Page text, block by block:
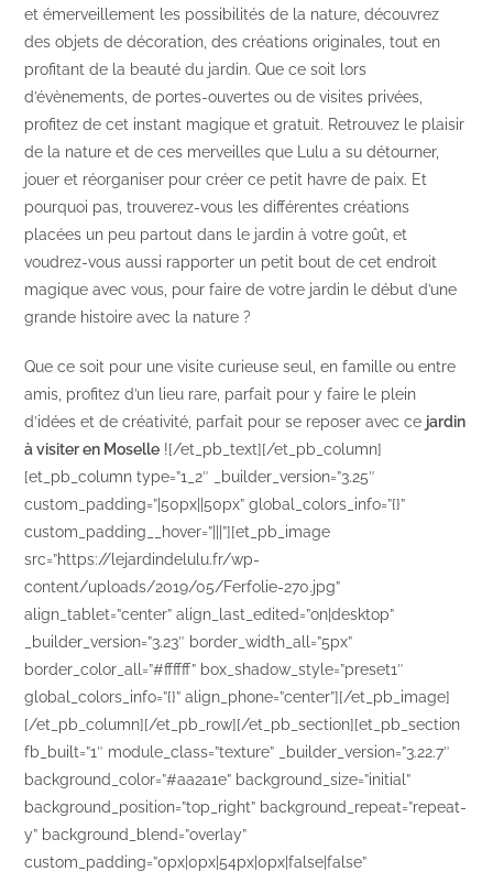
et émerveillement les possibilités de la nature, découvrez
des objets de décoration, des créations originales, tout en
profitant de la beauté du jardin. Que ce soit lors
d’évènements, de portes-ouvertes ou de visites privées,
profitez de cet instant magique et gratuit. Retrouvez le plaisir
de la nature et de ces merveilles que Lulu a su détourner,
jouer et réorganiser pour créer ce petit havre de paix. Et
pourquoi pas, trouverez-vous les différentes créations
placées un peu partout dans le jardin à votre goût, et
voudrez-vous aussi rapporter un petit bout de cet endroit
magique avec vous, pour faire de votre jardin le début d’une
grande histoire avec la nature ?
Que ce soit pour une visite curieuse seul, en famille ou entre
amis, profitez d’un lieu rare, parfait pour y faire le plein
d’idées et de créativité, parfait pour se reposer avec ce jardin
à visiter en Moselle ![/et_pb_text][/et_pb_column]
[et_pb_column type=”1_2″ _builder_version=”3.25″
custom_padding=”|50px||50px” global_colors_info=”{}”
custom_padding__hover=”|||”][et_pb_image
src=”https://lejardindelulu.fr/wp-
content/uploads/2019/05/Ferfolie-270.jpg”
align_tablet=”center” align_last_edited=”on|desktop”
_builder_version=”3.23″ border_width_all=”5px”
border_color_all=”#ffffff” box_shadow_style=”preset1″
global_colors_info=”{}” align_phone=”center”][/et_pb_image]
[/et_pb_column][/et_pb_row][/et_pb_section][et_pb_section
fb_built=”1″ module_class=”texture” _builder_version=”3.22.7″
background_color=”#aa2a1e” background_size=”initial”
background_position=”top_right” background_repeat=”repeat-
y” background_blend=”overlay”
custom_padding=”0px|0px|54px|0px|false|false”